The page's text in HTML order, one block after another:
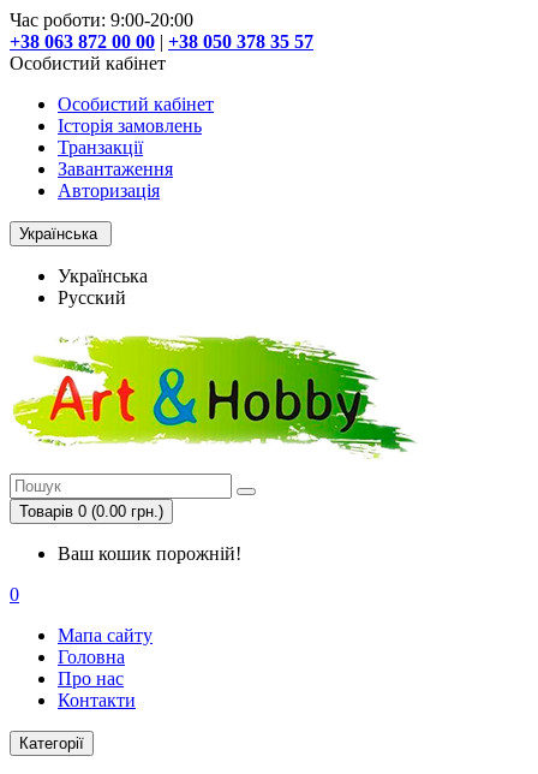
Час роботи: 9:00-20:00
+38 063 872 00 00 | +38 050 378 35 57
Особистий кабінет
Особистий кабінет
Історія замовлень
Транзакції
Завантаження
Авторизація
Українська
Українська
Русский
Товарів 0 (0.00 грн.)
Ваш кошик порожній!
0
Мапа сайту
Головна
Про нас
Контакти
Категорії